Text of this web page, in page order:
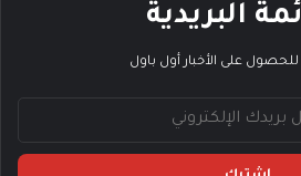
البريدية
على الأخبار أول باول